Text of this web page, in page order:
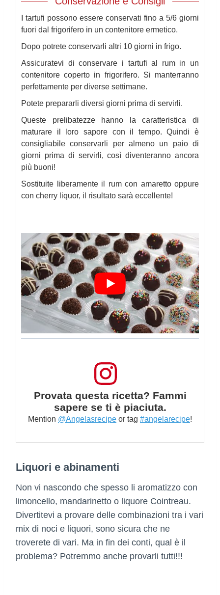
I tartufi possono essere conservati fino a 5/6 giorni
fuori dal frigorifero in un contenitore ermetico.
Dopo potrete conservarli altri 10 giorni in frigo.
Assicuratevi di conservare i tartufi al rum in un
contenitore coperto in frigorifero. Si manterranno
perfettamente per diverse settimane.
Potete prepararli diversi giorni prima di servirli.
Queste prelibatezze hanno la caratteristica di
maturare il loro sapore con il tempo. Quindi è
consigliabile conservarli per almeno un paio di
giorni prima di servirli, così diventeranno ancora
più buoni!
Sostituite liberamente il rum con amaretto oppure
con cherry liquor, il risultato sarà eccellente!
Provata questa ricetta? Fammi
sapere se ti è piaciuta.
Mention @Angelasrecipe or tag #angelarecipe!
Liquori e abinamenti
Non vi nascondo che spesso li aromatizzo con
limoncello, mandarinetto o liquore Cointreau.
Divertitevi a provare delle combinazioni tra i vari
mix di noci e liquori, sono sicura che ne
troverete di vari. Ma in fin dei conti, qual è il
problema? Potremmo anche provarli tutti!!!